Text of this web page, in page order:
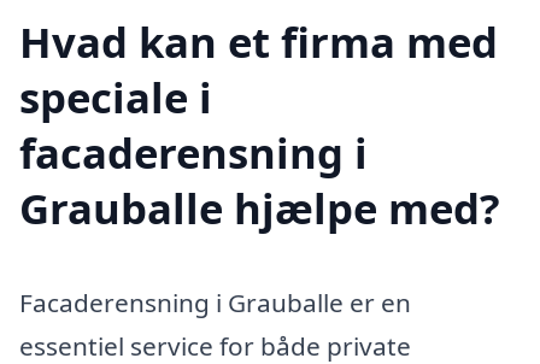
Hvad kan et firma med
speciale i
facaderensning i
Grauballe hjælpe med?
Facaderensning i Grauballe er en
essentiel service for både private